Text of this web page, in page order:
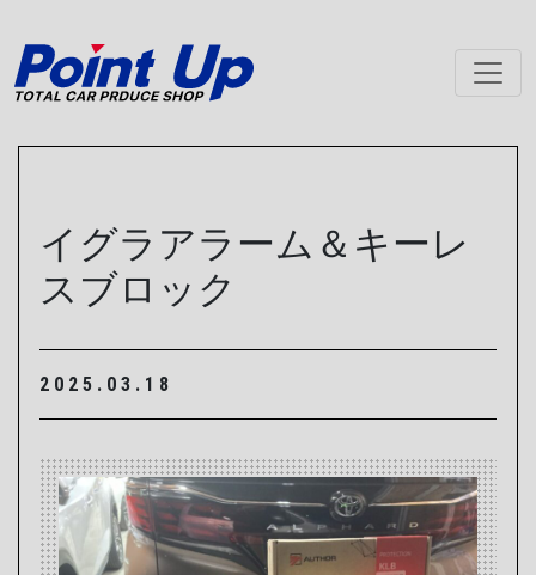
メインナビゲーション
イグラアラーム＆キーレ
スブロック
2025.03.18